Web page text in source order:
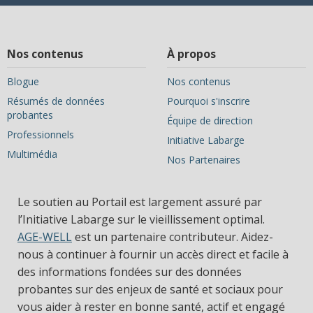
Nos contenus
Blogue
Résumés de données
probantes
Professionnels
Multimédia
À propos
Nos contenus
Pourquoi s'inscrire
Équipe de direction
Initiative Labarge
Nos Partenaires
Le soutien au Portail est largement assuré par
l’Initiative Labarge sur le vieillissement optimal.
AGE-WELLest un partenaire contributeur. Aidez-
nous à continuer à fournir un accès direct et facile à
des informations fondées sur des données
probantes sur des enjeux de santé et sociaux pour
vous aider à rester en bonne santé, actif et engagé